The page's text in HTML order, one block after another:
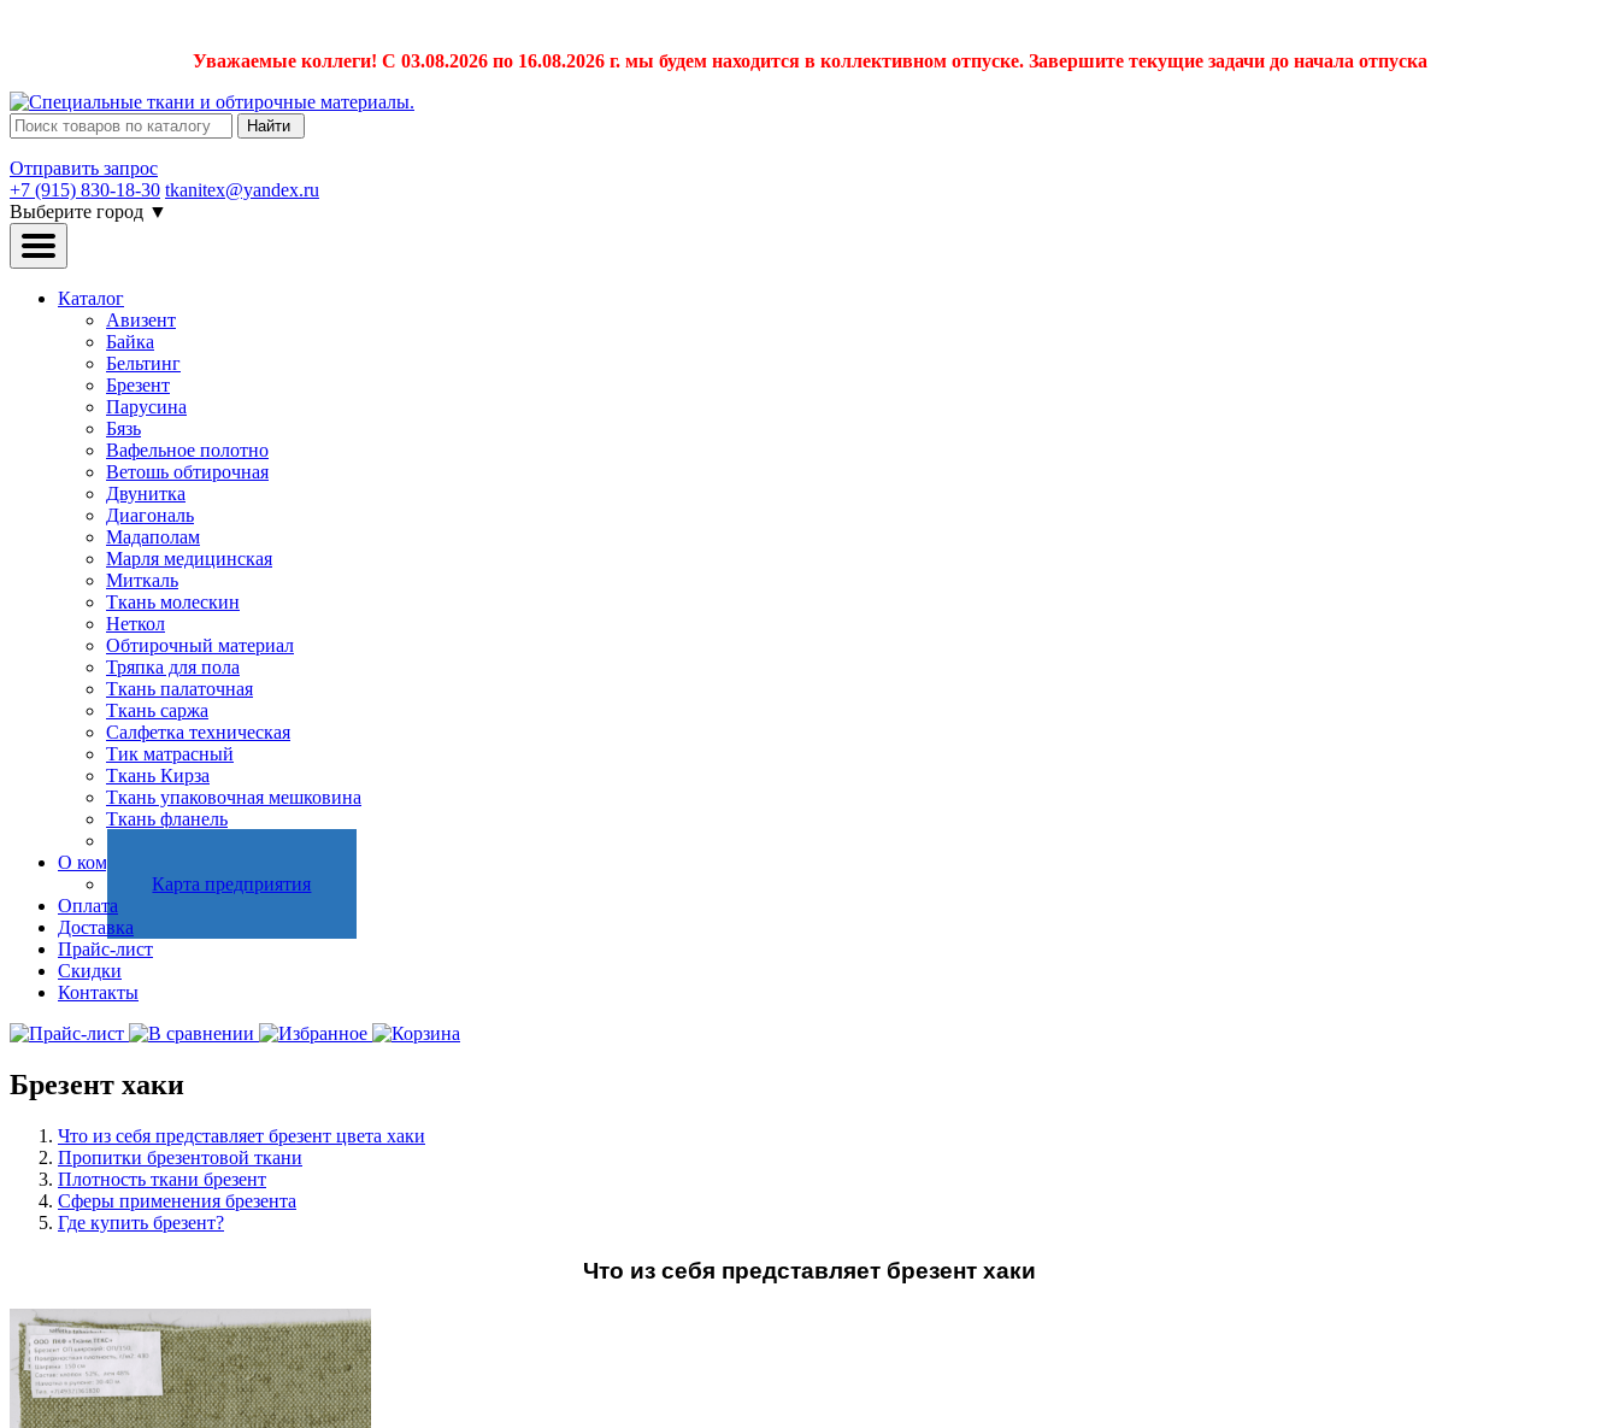
Уважаемые коллеги! С 03.08.2026 по 16.08.2026 г. мы будем находится в коллективном отпуске. Завершите текущие задачи до начала отпуска
Найти
Отправить запрос
+7 (915) 830-18-30 tkanitex@yandex.ru
Выберите город ▼
Каталог
Авизент
Байка
Бельтинг
Брезент
Парусина
Бязь
Вафельное полотно
Ветошь обтирочная
Двунитка
Диагональ
Мадаполам
Марля медицинская
Миткаль
Ткань молескин
Неткол
Обтирочный материал
Тряпка для пола
Ткань палаточная
Ткань саржа
Салфетка техническая
Тик матрасный
Ткань Кирза
Ткань упаковочная мешковина
Ткань фланель
О компании
Карта предприятия
Оплата
Доставка
Прайс-лист
Скидки
Контакты
Брезент хаки
Что из себя представляет брезент цвета хаки
Пропитки брезентовой ткани
Плотность ткани брезент
Сферы применения брезента
Где купить брезент?
Что из себя представляет брезент хаки